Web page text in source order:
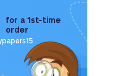
for a 1st-time
order